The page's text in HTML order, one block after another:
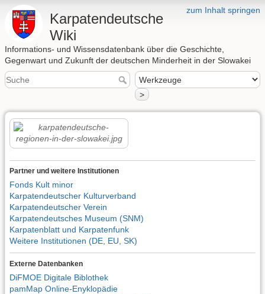
zum Inhalt springen
Karpatendeutsche
Wiki
Informations- und Wissensdatenbank über die Geschichte,
Gegenwart und Zukunft der deutschen Minderheit in der Slowakei
>
Partner und weitere Institutionen
Fonds Kult minor
Karpatendeutscher Kulturverband
Karpatendeutscher Verein
Karpatendeutsches Museum (SNM)
Karpatenblatt und Karpatenfunk
Weitere Institutionen (DE, EU, SK)
Externe Datenbanken
DiFMOE Digitale Biblothek
pamMap Online-Enyklopädie